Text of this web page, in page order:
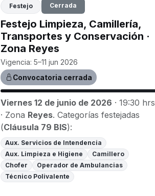
Festejo Cerrada
Festejo Limpieza, Camillería,
Transportes y Conservación ·
Zona Reyes
Vigencia: 5–11 jun 2026
Convocatoria cerrada
Viernes 12 de junio de 2026 · 19:30 hrs
· Zona Reyes. Categorías festejadas
(Cláusula 79 BIS):
Aux. Servicios de Intendencia
Aux. Limpieza e Higiene
Camillero
Chofer
Operador de Ambulancias
Técnico Polivalente